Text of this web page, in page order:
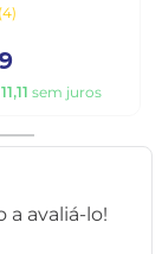
4
11,11 sem juros
a avaliá-lo!